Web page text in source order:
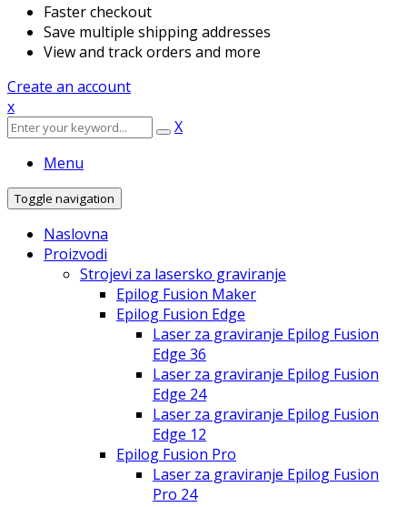
Faster checkout
Save multiple shipping addresses
View and track orders and more
Create an account
x
X
Menu
Toggle navigation
Naslovna
Proizvodi
Strojevi za lasersko graviranje
Epilog Fusion Maker
Epilog Fusion Edge
Laser za graviranje Epilog Fusion
Edge 36
Laser za graviranje Epilog Fusion
Edge 24
Laser za graviranje Epilog Fusion
Edge 12
Epilog Fusion Pro
Laser za graviranje Epilog Fusion
Pro 24